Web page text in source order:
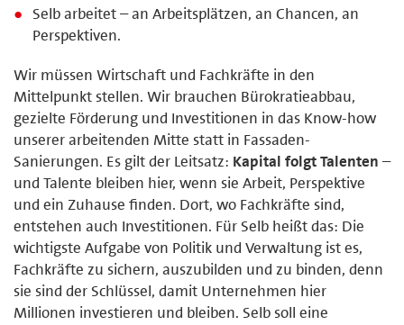
Selb arbeitet – an Arbeitsplätzen, an Chancen, an
Perspektiven.
Wir müssen Wirtschaft und Fachkräfte in den
Mittelpunkt stellen. Wir brauchen Bürokratieabbau,
gezielte Förderung und Investitionen in das Know-how
unserer arbeitenden Mitte statt in Fassaden-
Sanierungen. Es gilt der Leitsatz: Kapital folgt Talenten –
und Talente bleiben hier, wenn sie Arbeit, Perspektive
und ein Zuhause finden. Dort, wo Fachkräfte sind,
entstehen auch Investitionen. Für Selb heißt das: Die
wichtigste Aufgabe von Politik und Verwaltung ist es,
Fachkräfte zu sichern, auszubilden und zu binden, denn
sie sind der Schlüssel, damit Unternehmen hier
Millionen investieren und bleiben. Selb soll eine